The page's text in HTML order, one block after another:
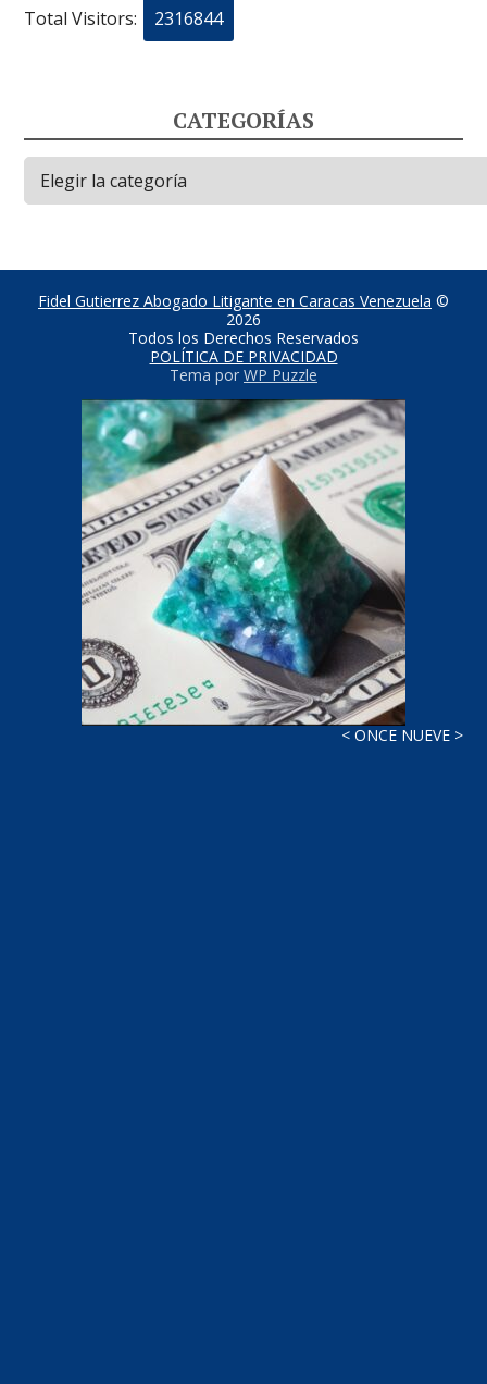
Total Visitors: 2316844
CATEGORÍAS
Categorías
Fidel Gutierrez Abogado Litigante en Caracas Venezuela ©
2026
Todos los Derechos Reservados
POLÍTICA DE PRIVACIDAD
Tema por WP Puzzle
< ONCE NUEVE >